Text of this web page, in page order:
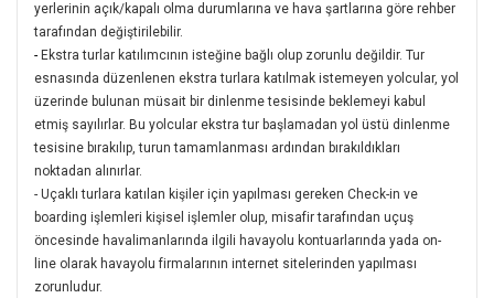
yerlerinin açık/kapalı olma durumlarına ve hava şartlarına göre rehber
tarafından değiştirilebilir.
- Ekstra turlar katılımcının isteğine bağlı olup zorunlu değildir. Tur
esnasında düzenlenen ekstra turlara katılmak istemeyen yolcular, yol
üzerinde bulunan müsait bir dinlenme tesisinde beklemeyi kabul
etmiş sayılırlar. Bu yolcular ekstra tur başlamadan yol üstü dinlenme
tesisine bırakılıp, turun tamamlanması ardından bırakıldıkları
noktadan alınırlar.
- Uçaklı turlara katılan kişiler için yapılması gereken Check-in ve
boarding işlemleri kişisel işlemler olup, misafir tarafından uçuş
öncesinde havalimanlarında ilgili havayolu kontuarlarında yada on-
line olarak havayolu firmalarının internet sitelerinden yapılması
zorunludur.